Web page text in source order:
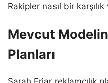
Rakipler nasıl bir
Mevcut
Planları